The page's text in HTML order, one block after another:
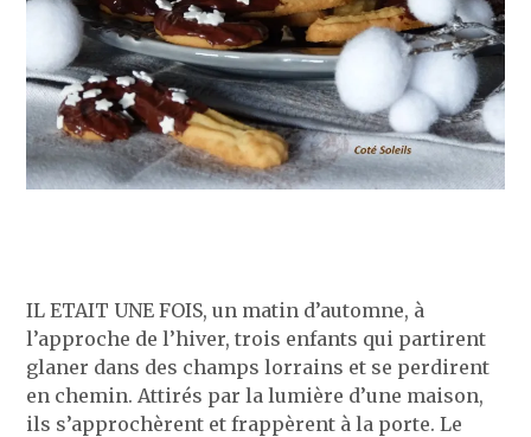
IL ETAIT UNE FOIS, un matin d’automne, à
l’approche de l’hiver, trois enfants qui partirent
glaner dans des champs lorrains et se perdirent
en chemin. Attirés par la lumière d’une maison,
ils s’approchèrent et frappèrent à la porte. Le